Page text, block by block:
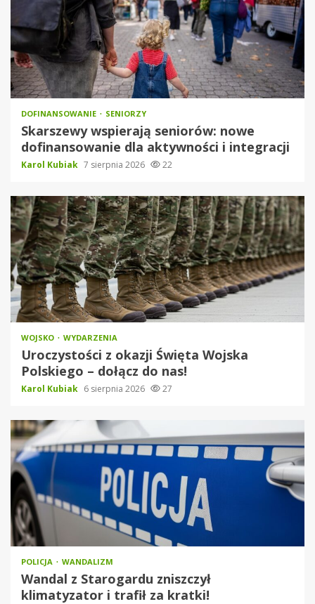
DOFINANSOWANIE SENIORZY
Skarszewy wspierają seniorów: nowe
dofinansowanie dla aktywności i integracji
Karol Kubiak 7 sierpnia 2026 22
WOJSKO WYDARZENIA
Uroczystości z okazji Święta Wojska
Polskiego – dołącz do nas!
Karol Kubiak 6 sierpnia 2026 27
POLICJA WANDALIZM
Wandal z Starogardu zniszczył
klimatyzator i trafił za kratki!